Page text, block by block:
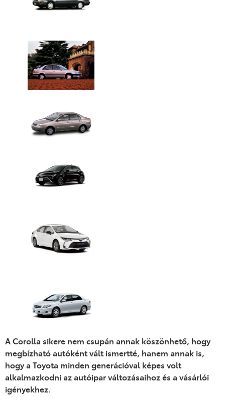
A Corolla sikere nem csupán annak köszönhető, hogy
megbízható autóként vált ismertté, hanem annak is,
hogy a Toyota minden generációval képes volt
alkalmazkodni az autóipar változásaihoz és a vásárlói
igényekhez.